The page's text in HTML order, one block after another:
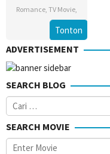
Romance, TV Movie,
Tonton
ADVERTISEMENT
SEARCH BLOG
Cari
untuk:
SEARCH MOVIE